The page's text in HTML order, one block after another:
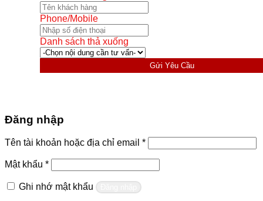
Phone/Mobile
Danh sách thả xuống
Gửi Yêu Cầu
Đăng nhập
Tên tài khoản hoặc địa chỉ email *Bắt
buộc
Mật khẩu *Bắt
buộc
Ghi nhớ mật khẩu